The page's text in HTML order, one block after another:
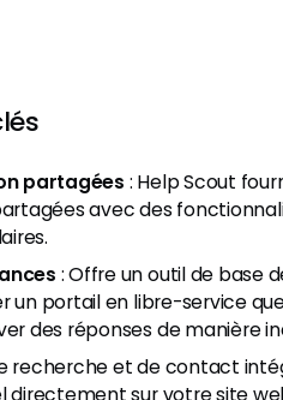
partagées : Help Scout
avec des
: Offre un outil de base
un portail en libre-service
des réponses de manière
recherche et de contact
directement sur votre site